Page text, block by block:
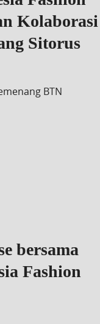
Kolaborasi
Sitorus
BTN
bersama
Fashion